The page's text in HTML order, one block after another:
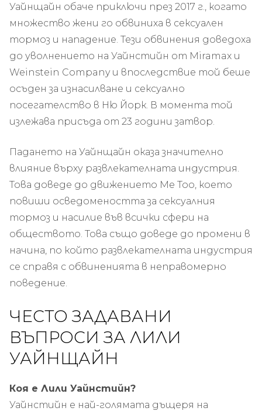
Уайнщайн обаче приключи през 2017 г., когато
множество жени го обвиниха в сексуален
тормоз и нападение. Тези обвинения доведоха
до уволнението на Уайнстийн от Miramax и
Weinstein Company и впоследствие той беше
осъден за изнасилване и сексуално
посегателство в Ню Йорк. В момента той
излежава присъда от 23 години затвор.
Падането на Уайнщайн оказа значително
влияние върху развлекателната индустрия.
Това доведе до движението Me Too, което
повиши осведомеността за сексуалния
тормоз и насилие във всички сфери на
обществото. Това също доведе до промени в
начина, по който развлекателната индустрия
се справя с обвиненията в неправомерно
поведение.
ЧЕСТО ЗАДАВАНИ
ВЪПРОСИ ЗА ЛИЛИ
УАЙНЩАЙН
Коя е Лили Уайнстийн?
Уайнстийн е най-голямата дъщеря на